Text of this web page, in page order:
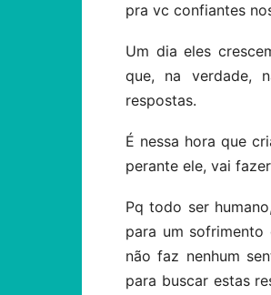
pra vc confiantes
Um dia eles
que, na verdade,
respostas.
É nessa hora que
perante ele, vai
Pq todo ser
para um
não faz nenhum
para buscar estas